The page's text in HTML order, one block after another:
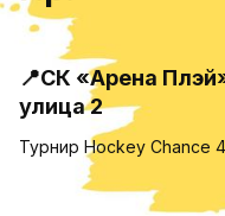
📍СК «Арена
улица 2
Турнир Hockey Chance